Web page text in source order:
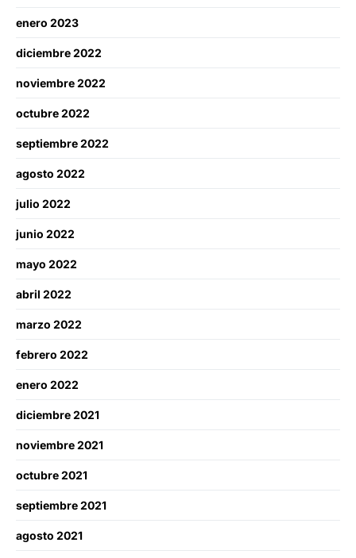
enero 2023
diciembre 2022
noviembre 2022
octubre 2022
septiembre 2022
agosto 2022
julio 2022
junio 2022
mayo 2022
abril 2022
marzo 2022
febrero 2022
enero 2022
diciembre 2021
noviembre 2021
octubre 2021
septiembre 2021
agosto 2021